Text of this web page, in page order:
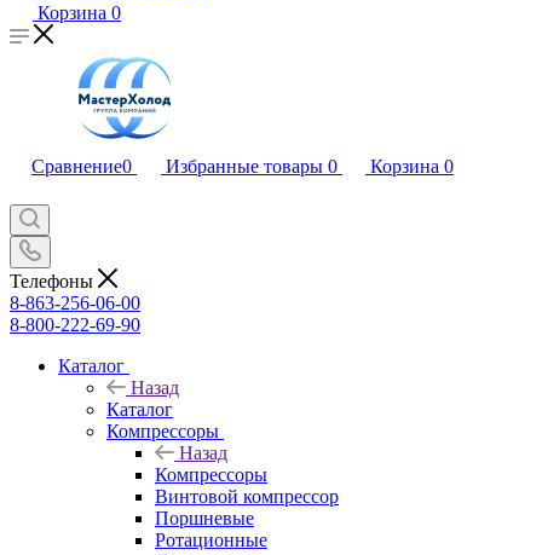
Корзина 0
Сравнение0 Избранные товары 0 Корзина 0
Телефоны
8-863-256-06-00
8-800-222-69-90
Каталог
Назад
Каталог
Компрессоры
Назад
Компрессоры
Винтовой компрессор
Поршневые
Ротационные